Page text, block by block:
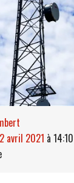
avril 2021 à 14:10